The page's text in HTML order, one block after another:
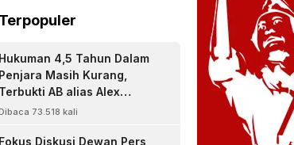
Hukuman 4,5 Tahun Dalam
Penjara Masih Kurang,
Terbukti AB alias Alex
Narkoba Kembali
73.518 kali
Fokus Diskusi Dewan Pers